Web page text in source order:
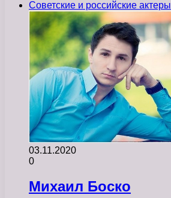
Советские и российские актеры
03.11.2020
0
Михаил Боско